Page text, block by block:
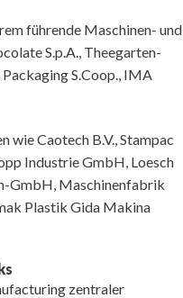
führende Maschinen- und
S.p.A., Theegarten-
S.Coop., IMA
wie Caotech B.V., Stampac
Industrie GmbH, Loesch
GmbH, Maschinenfabrik
Plastik Gida Makina
zentraler